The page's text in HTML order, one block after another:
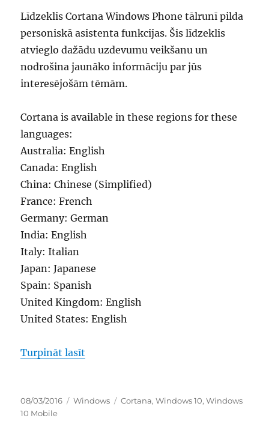
Līdzeklis Cortana Windows Phone tālrunī pilda
personiskā asistenta funkcijas. Šis līdzeklis
atvieglo dažādu uzdevumu veikšanu un
nodrošina jaunāko informāciju par jūs
interesējošām tēmām.
Cortana is available in these regions for these
languages:
Australia: English
Canada: English
China: Chinese (Simplified)
France: French
Germany: German
India: English
Italy: Italian
Japan: Japanese
Spain: Spanish
United Kingdom: English
United States: English
Turpināt lasīt
Publicēts
08/03/2016 Kategorijas
Windows Birkas
Cortana,Windows 10,Windows
10 Mobile